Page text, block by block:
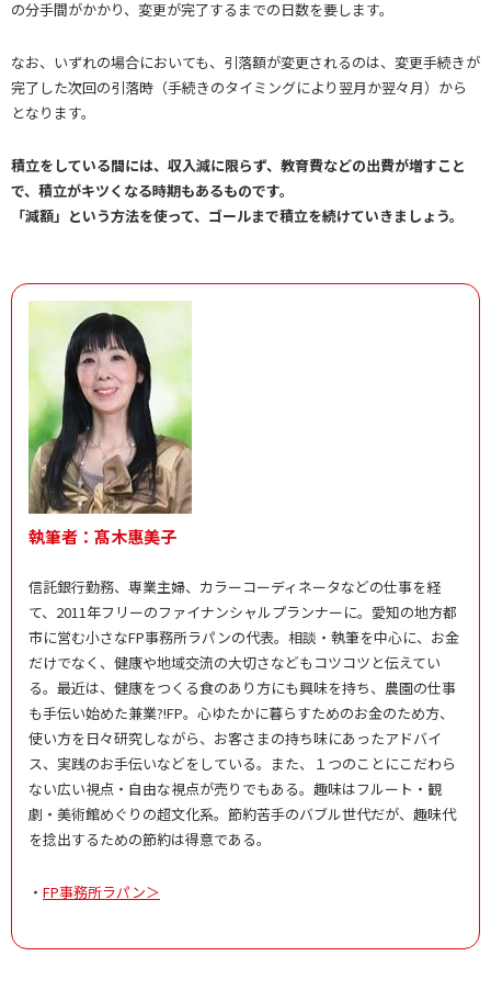
の分手間がかかり、変更が完了するまでの日数を要します。
なお、いずれの場合においても、引落額が変更されるのは、変更手続きが
完了した次回の引落時（手続きのタイミングにより翌月か翌々月）から
となります。
積立をしている間には、収入減に限らず、教育費などの出費が増すこと
で、積立がキツくなる時期もあるものです。
「減額」という方法を使って、ゴールまで積立を続けていきましょう。
執筆者：髙木惠美子
信託銀行勤務、専業主婦、カラーコーディネータなどの仕事を経
て、2011年フリーのファイナンシャルプランナーに。愛知の地方都
市に営む小さなFP事務所ラパンの代表。相談・執筆を中心に、お金
だけでなく、健康や地域交流の大切さなどもコツコツと伝えてい
る。最近は、健康をつくる食のあり方にも興味を持ち、農園の仕事
も手伝い始めた兼業?!FP。心ゆたかに暮らすためのお金のため方、
使い方を日々研究しながら、お客さまの持ち味にあったアドバイ
ス、実践のお手伝いなどをしている。また、１つのことにこだわら
ない広い視点・自由な視点が売りでもある。趣味はフルート・観
劇・美術館めぐりの超文化系。節約苦手のバブル世代だが、趣味代
を捻出するための節約は得意である。
・ FP事務所ラパン＞